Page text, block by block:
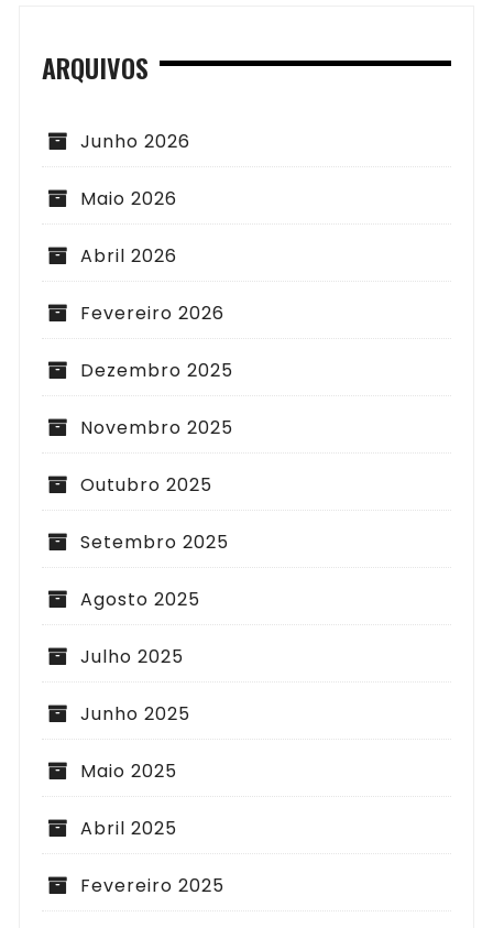
ARQUIVOS
Junho 2026
Maio 2026
Abril 2026
Fevereiro 2026
Dezembro 2025
Novembro 2025
Outubro 2025
Setembro 2025
Agosto 2025
Julho 2025
Junho 2025
Maio 2025
Abril 2025
Fevereiro 2025